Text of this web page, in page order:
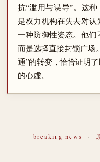
抗“滥用与误导”。这
是权力机构在失去对
一种防御性姿态。他们
而是选择直接封锁广场
通”的转变，恰恰证明
的心虚。
breaking news
·